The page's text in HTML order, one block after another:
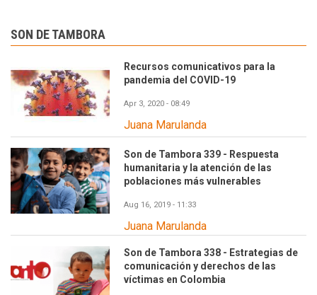
SON DE TAMBORA
Recursos comunicativos para la
pandemia del COVID-19
Apr 3, 2020 - 08:49
Juana Marulanda
Son de Tambora 339 - Respuesta
humanitaria y la atención de las
poblaciones más vulnerables
Aug 16, 2019 - 11:33
Juana Marulanda
Son de Tambora 338 - Estrategias de
comunicación y derechos de las
víctimas en Colombia